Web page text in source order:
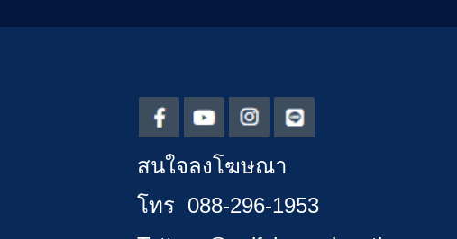
สนใจลงโฆษณา
โทร 088-296-1953